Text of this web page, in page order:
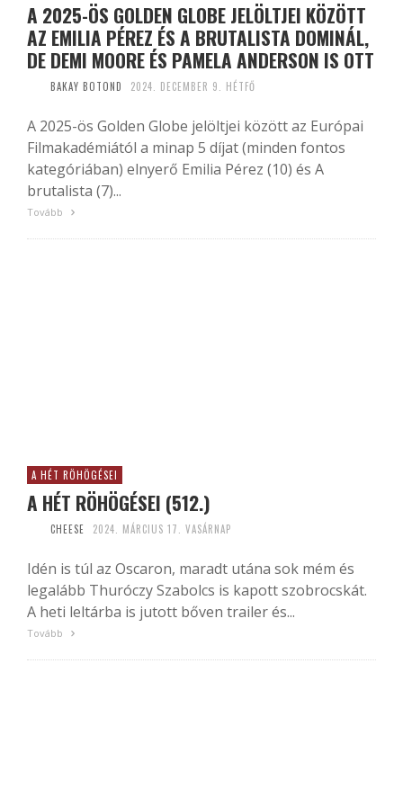
A 2025-ÖS GOLDEN GLOBE JELÖLTJEI KÖZÖTT
AZ EMILIA PÉREZ ÉS A BRUTALISTA DOMINÁL,
DE DEMI MOORE ÉS PAMELA ANDERSON IS OTT
BAKAY BOTOND 2024. DECEMBER 9. HÉTFŐ
A 2025-ös Golden Globe jelöltjei között az Európai
Filmakadémiától a minap 5 díjat (minden fontos
kategóriában) elnyerő Emilia Pérez (10) és A
brutalista (7)...
Tovább
A HÉT RÖHÖGÉSEI
A HÉT RÖHÖGÉSEI (512.)
CHEESE 2024. MÁRCIUS 17. VASÁRNAP
Idén is túl az Oscaron, maradt utána sok mém és
legalább Thuróczy Szabolcs is kapott szobrocskát.
A heti leltárba is jutott bőven trailer és...
Tovább